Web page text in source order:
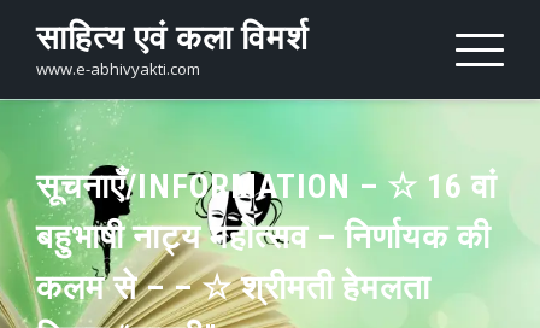
content
साहित्य एवं कला विमर्श
www.e-abhivyakti.com
सूचनाएँ/INFORMATION – ☆ 16 वां
बहुभाषी नाट्य महोत्सव – निर्णायक की
कलम से – – ☆ श्रीमती हेमलता